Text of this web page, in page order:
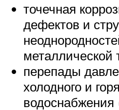
точечная
дефектов и
металлической
перепады
холодного и